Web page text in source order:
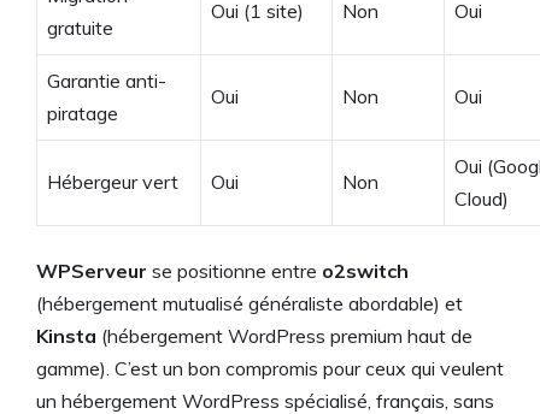
gratuite
Oui (1 site) Non Oui
Garantie anti-
piratage
Oui Non Oui
Hébergeur vert Oui Non
Oui
Cloud)
WPServeur se positionne entre o2switch
(hébergement mutualisé généraliste abordable) et
Kinsta (hébergement WordPress premium haut de
gamme). C’est un bon compromis pour ceux qui veulent
un hébergement WordPress spécialisé, français, sans